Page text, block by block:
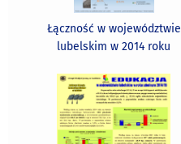
Łączność w województwie
lubelskim w 2014 roku